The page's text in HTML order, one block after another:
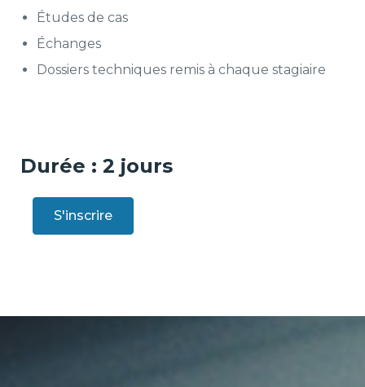
Études de cas
Échanges
Dossiers techniques remis à chaque stagiaire
Durée : 2 jours
S'inscrire